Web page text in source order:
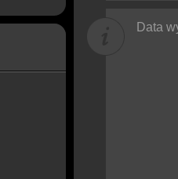
Data